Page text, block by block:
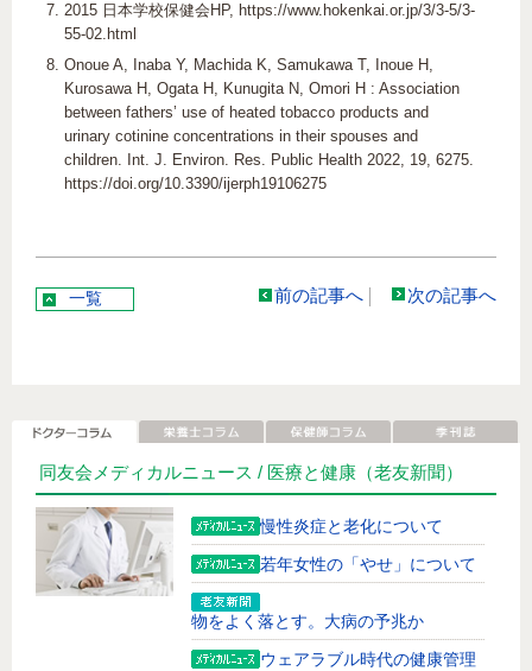
2015 日本学校保健会HP, https://www.hokenkai.or.jp/3/3-5/3-
55-02.html
Onoue A, Inaba Y, Machida K, Samukawa T, Inoue H,
Kurosawa H, Ogata H, Kunugita N, Omori H : Association
between fathers’ use of heated tobacco products and
urinary cotinine concentrations in their spouses and
children. Int. J. Environ. Res. Public Health 2022, 19, 6275.
https://doi.org/10.3390/ijerph19106275
一覧 前の記事へ 次の記事へ
同友会メディカルニュース / 医療と健康 （老友新聞）
慢性炎症と老化について
若年女性の「やせ」について
物をよく落とす。大病の予兆か
ウェアラブル時代の健康管理